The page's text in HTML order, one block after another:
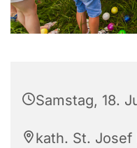
Samstag, 18.
kath. St. Josef